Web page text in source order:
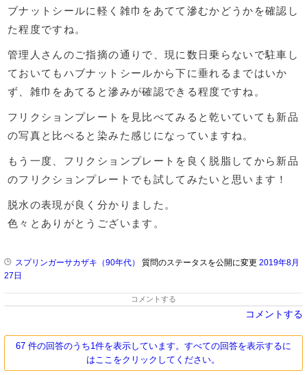
ブナットシールに軽く雑巾をあてて滲むかどうかを確認し
た程度ですね。
管理人さんのご指摘の通りで、現に数日乗らないで駐車し
ておいてもハブナットシールから下に垂れるまではいか
ず、雑巾をあてると滲みが確認できる程度ですね。
フリクションプレートを見比べてみると乾いていても新品
の写真と比べると染みた感じになっていますね。
もう一度、フリクションプレートを良く脱脂してから新品
のフリクションプレートでも試してみたいと思います！
脱水の表現が良く分かりました。
色々とありがとうございます。
スプリンガーサカザキ（90年代） 質問のステータスを公開に変更 2019年8月
27日
コメントする
コメントする
67 件の回答のうち1件を表示しています。すべての回答を表示するに
はここをクリックしてください。